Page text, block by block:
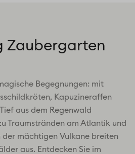
Zaubergarten
Begegnungen: mit
Kapuzineraffen
aus dem Regenwald
Traumstränden am Atlantik und
der mächtigen Vulkane breiten
aus. Entdecken Sie im